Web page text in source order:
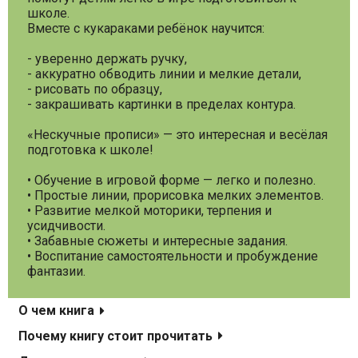
школе.
Вместе с кукараками ребёнок научится:
- уверенно держать ручку,
- аккуратно обводить линии и мелкие детали,
- рисовать по образцу,
- закрашивать картинки в пределах контура.
«Нескучные прописи» — это интересная и весёлая
подготовка к школе!
• Обучение в игровой форме — легко и полезно.
• Простые линии, прорисовка мелких элементов.
• Развитие мелкой моторики, терпения и
усидчивости.
• Забавные сюжеты и интересные задания.
• Воспитание самостоятельности и пробуждение
фантазии.
О чем книга
Почему книгу стоит прочитать